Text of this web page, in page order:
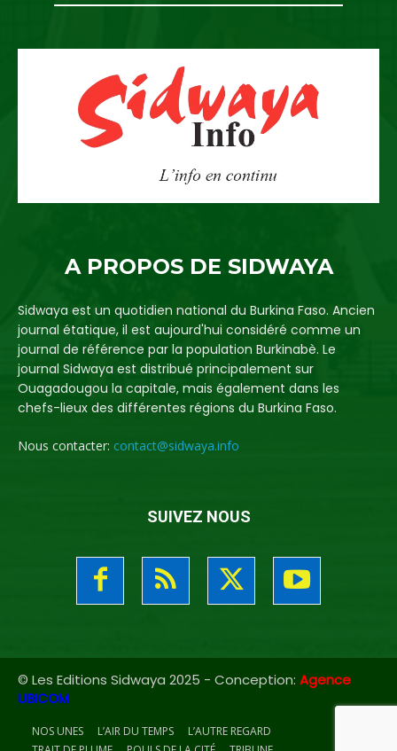
A PROPOS DE SIDWAYA
Sidwaya est un quotidien national du Burkina Faso. Ancien
journal étatique, il est aujourd'hui considéré comme un
journal de référence par la population Burkinabè. Le
journal Sidwaya est distribué principalement sur
Ouagadougou la capitale, mais également dans les
chefs-lieux des différentes régions du Burkina Faso.
Nous contacter: contact@sidwaya.info
SUIVEZ NOUS
© Les Editions Sidwaya 2025 - Conception: Agence
UBICOM
NOS UNES L’AIR DU TEMPS
L’AUTRE REGARD